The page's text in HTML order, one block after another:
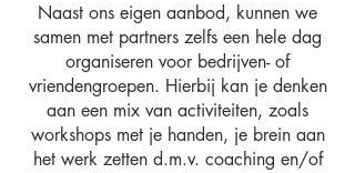
Naast ons eigen aanbod, kunnen we
samen met partners zelfs een hele dag
organiseren voor bedrijven- of
vriendengroepen. Hierbij kan je denken
aan een mix van activiteiten, zoals
workshops met je handen, je brein aan
het werk zetten d.m.v. coaching en/of